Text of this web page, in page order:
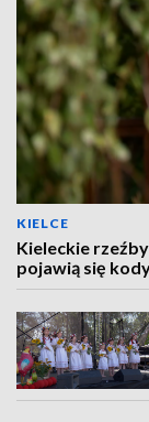
KIELCE
Kieleckie
pojawią się